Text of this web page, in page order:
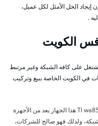
إيجاد الحل الأمثل لكل عميل،
.
الكويت
على كافه الشبكة وغير مرتبط
في الكويت الخاصة ببيع وتركيب
سيرفس Tp Link موديل Tl wa850RE هذا الجهاز يعد من الأجهزة
ولذلك فهو صالح للشركات،